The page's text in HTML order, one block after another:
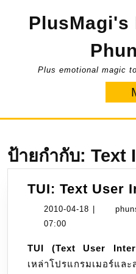
Plus emotional magic
ป้ายกำกับ: Text
TUI: Text User
2010-04-18 2010-
07:00
TUI (Text User
เหล่าโปรแกรมเมอร์แล